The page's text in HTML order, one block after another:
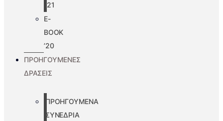
’21
E-
BOOK
’20
ΠΡΟΗΓΟΥΜΕΝΕΣ
ΔΡΑΣΕΙΣ
ΠΡΟΗΓΟΥΜΕΝΑ
ΣΥΝΕΔΡΙΑ